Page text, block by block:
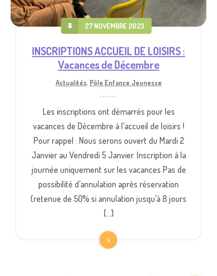
27 NOVEMBRE 2023
INSCRIPTIONS ACCUEIL DE LOISIRS :
Vacances de Décembre
Actualités, Pôle Enfance Jeunesse
Les inscriptions ont démarrés pour les
vacances de Décembre à l’accueil de loisirs !
Pour rappel : Nous serons ouvert du Mardi 2
Janvier au Vendredi 5 Janvier. Inscription à la
journée uniquement sur les vacances Pas de
possibilité d’annulation après réservation
(retenue de 50% si annulation jusqu’à 8 jours
[…]